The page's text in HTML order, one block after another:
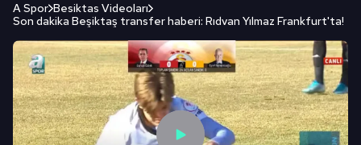
A Spor Besiktas Videoları
Son dakika Beşiktaş transfer haberi: Rıdvan Yılmaz Frankfurt'ta!